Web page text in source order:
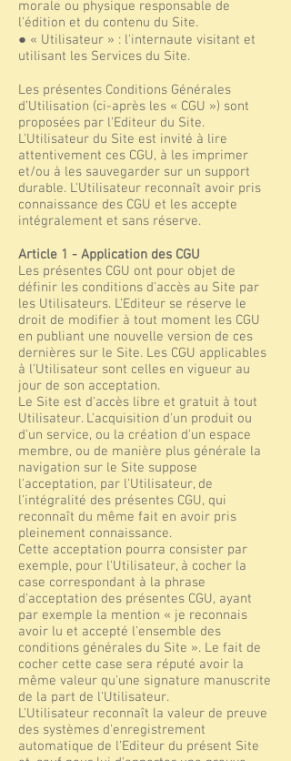
morale ou physique responsable de
l'édition et du contenu du Site.
● « Utilisateur » : l'internaute visitant et
utilisant les Services du Site.
Les présentes Conditions Générales
d’Utilisation (ci-après les « CGU ») sont
proposées par l'Editeur du Site.
L'Utilisateur du Site est invité à lire
attentivement ces CGU, à les imprimer
et/ou à les sauvegarder sur un support
durable. L'Utilisateur reconnaît avoir pris
connaissance des CGU et les accepte
intégralement et sans réserve.
Article 1 - Application des CGU
Les présentes CGU ont pour objet de
définir les conditions d'accès au Site par
les Utilisateurs. L'Editeur se réserve le
droit de modifier à tout moment les CGU
en publiant une nouvelle version de ces
dernières sur le Site. Les CGU applicables
à l'Utilisateur sont celles en vigueur au
jour de son acceptation.
Le Site est d'accès libre et gratuit à tout
Utilisateur. L'acquisition d'un produit ou
d'un service, ou la création d'un espace
membre, ou de manière plus générale la
navigation sur le Site suppose
l'acceptation, par l'Utilisateur, de
l'intégralité des présentes CGU, qui
reconnaît du même fait en avoir pris
pleinement connaissance.
Cette acceptation pourra consister par
exemple, pour l'Utilisateur, à cocher la
case correspondant à la phrase
d'acceptation des présentes CGU, ayant
par exemple la mention « je reconnais
avoir lu et accepté l'ensemble des
conditions générales du Site ». Le fait de
cocher cette case sera réputé avoir la
même valeur qu'une signature manuscrite
de la part de l'Utilisateur.
L'Utilisateur reconnaît la valeur de preuve
des systèmes d'enregistrement
automatique de l'Editeur du présent Site